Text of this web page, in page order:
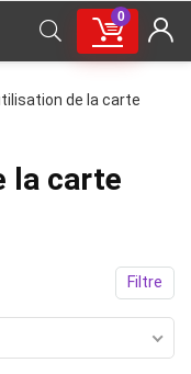
0
de la carte
la carte
Filtre